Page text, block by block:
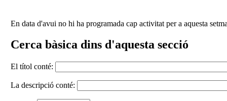
En data d'avui no hi ha programada cap activitat per a aquesta
Cerca bàsica dins d'aquesta secció
El títol conté:
La descripció conté: